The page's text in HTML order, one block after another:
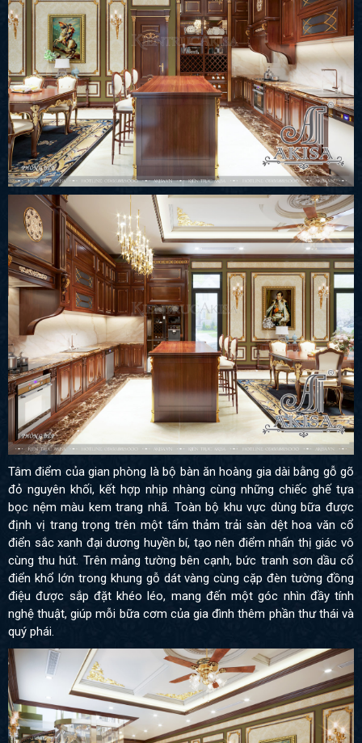
Tâm điểm của gian phòng là bộ bàn ăn hoàng gia dài bằng gỗ gõ
đỏ nguyên khối, kết hợp nhịp nhàng cùng những chiếc ghế tựa
bọc nệm màu kem trang nhã. Toàn bộ khu vực dùng bữa được
định vị trang trọng trên một tấm thảm trải sàn dệt hoa văn cổ
điển sắc xanh đại dương huyền bí, tạo nên điểm nhấn thị giác vô
cùng thu hút. Trên mảng tường bên cạnh, bức tranh sơn dầu cổ
điển khổ lớn trong khung gỗ dát vàng cùng cặp đèn tường đồng
điệu được sắp đặt khéo léo, mang đến một góc nhìn đầy tính
nghệ thuật, giúp mỗi bữa cơm của gia đình thêm phần thư thái và
quý phái.